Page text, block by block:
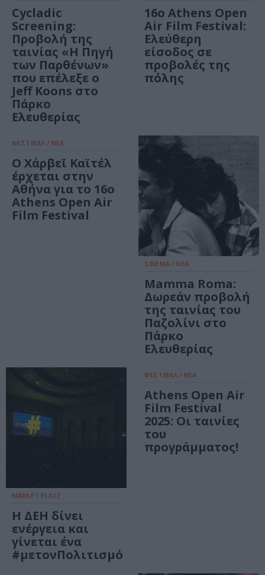
Cycladic
Screening:
Προβολή της
ταινίας «Η Πηγή
των Παρθένων»
που επέλεξε o
Jeff Koons στο
Πάρκο
Ελευθερίας
16ο Athens Open
Air Film Festival:
Ελεύθερη
είσοδος σε
προβολές της
πόλης
ΦΕΣΤΙΒΑΛ / ΝΕΑ
Ο Χάρβεϊ Καϊτέλ
έρχεται στην
Αθήνα για το 16ο
Athens Open Air
Film Festival
ΣΙΝΕΜΑ / ΝΕΑ
Mamma Roma:
Δωρεάν προβολή
της ταινίας του
Παζολίνι στο
Πάρκο
Ελευθερίας
MARKET PLACE
Η ΔΕΗ δίνει
ενέργεια και
γίνεται ένα
#μετονΠολιτισμό
ΦΕΣΤΙΒΑΛ / ΝΕΑ
Athens Open Air
Film Festival
2025: Οι ταινίες
του
προγράμματος!